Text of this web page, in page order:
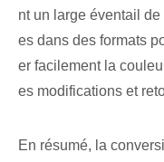
nt un large éventail
es dans des formats
er facilement la
es modifications et
En résumé, la